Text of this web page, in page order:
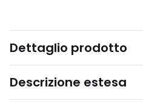
Dettaglio prodotto
Descrizione estesa